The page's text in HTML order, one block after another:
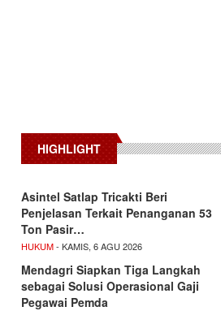
HIGHLIGHT
Asintel Satlap Tricakti Beri
Penjelasan Terkait Penanganan 53
Ton Pasir…
HUKUM- KAMIS, 6 AGU 2026
Mendagri Siapkan Tiga Langkah
sebagai Solusi Operasional Gaji
Pegawai Pemda